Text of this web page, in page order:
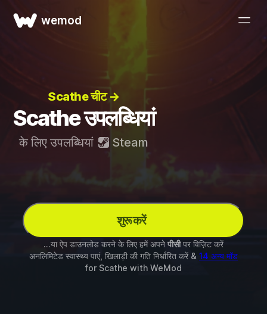
wemod
Scathe चीट →
Scathe उपलब्धियां
के लिए उपलब्धियां Steam
शुरू करें
...या ऐप डाउनलोड करने के लिए हमें अपने पीसीपर विज़िट करें
अनलिमिटेड स्वास्थ्य पाएं, खिलाड़ी की गति निर्धारित करें & 14 अन्य मॉड
for Scathe with WeMod